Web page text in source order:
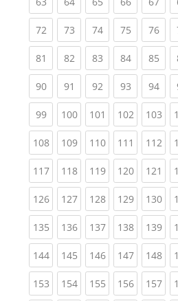
72(current)
73(current)
74(current)
75(current)
76
81 (current)
82(current)
83(current)
84(current)
85
90(current)
91 (current)
92(current)
93(current)
94
99(current)
100(current)
101 (current)
102(current)
103
108(current)
109(current)
110(current)
111 (current)
112
117(current)
118(current)
119(current)
120(current)
121
126(current)
127(current)
128(current)
129(current)
130
135(current)
136(current)
137(current)
138(current)
139
144(current)
145(current)
146(current)
147(current)
148
153(current)
154(current)
155(current)
156(current)
157